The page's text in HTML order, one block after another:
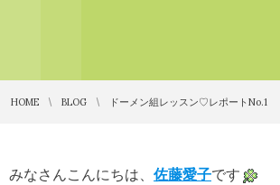
HOME BLOG ドーメン組レッスン♡レポートNo.1
みなさんこんにちは、 佐藤愛子です